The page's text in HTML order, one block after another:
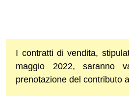
I contratti di vendita,
maggio 2022, saranno
prenotazione del contributo